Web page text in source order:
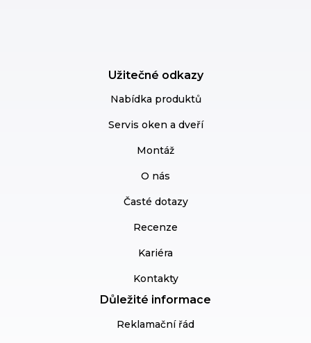
Užitečné odkazy
Nabídka produktů
Servis oken a dveří
Montáž
O nás
Časté dotazy
Recenze
Kariéra
Kontakty
Důležité informace
Reklamační řád